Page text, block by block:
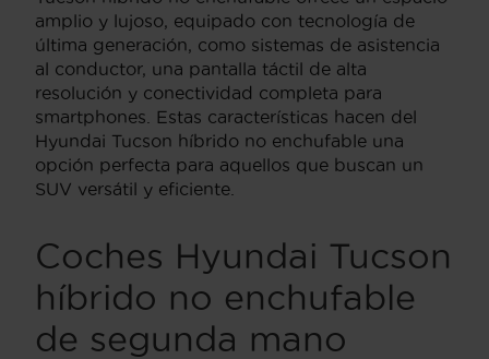
amplio y lujoso, equipado con tecnología de
última generación, como sistemas de asistencia
al conductor, una pantalla táctil de alta
resolución y conectividad completa para
smartphones. Estas características hacen del
Hyundai Tucson híbrido no enchufable una
opción perfecta para aquellos que buscan un
SUV versátil y eficiente.
Coches Hyundai Tucson
híbrido no enchufable
de segunda mano